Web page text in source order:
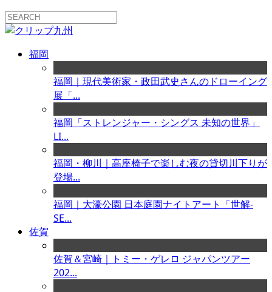
福岡
福岡｜現代美術家・政田武史さんのドローイング
展「...
福岡「ストレンジャー・シングス 未知の世界」
LI...
福岡・柳川｜高座椅子で楽しむ夜の貸切川下りが
登場...
福岡｜大濠公園 日本庭園ナイトアート「世解-
SE...
佐賀
佐賀＆宮崎｜トミー・ゲレロ ジャパンツアー
202...